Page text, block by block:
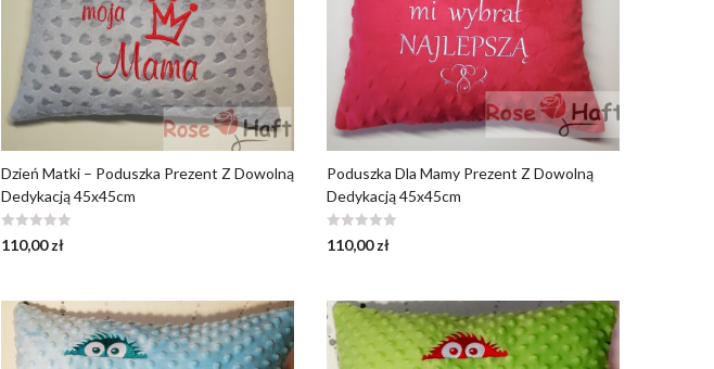
Dzień Matki – Poduszka Prezent Z Dowolną
Dedykacją 45x45cm
110,00zł
Poduszka Dla Mamy Prezent Z Dowolną
Dedykacją 45x45cm
110,00zł